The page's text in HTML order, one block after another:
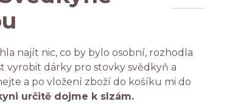
najít nic, co by bylo osobní, rozhodla
vyrobit dárky pro stovky svědkyň a
a po vložení zboží do košíku mi do
určitě dojme k slzám.